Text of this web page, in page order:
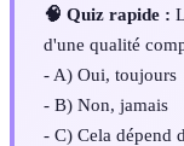
🧠 Quiz rapide :
d'une qualité
- A) Oui, toujours
- B) Non, jamais
- C) Cela dépend